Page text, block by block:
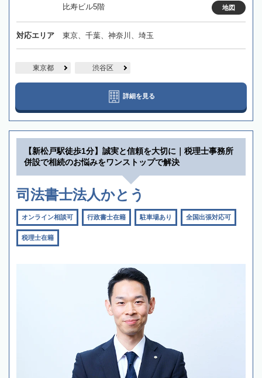
比寿ビル5階
地図
対応エリア 東京、千葉、神奈川、埼玉
東京都 渋谷区
詳細を見る
【新松戸駅徒歩1分】誠実と信頼を大切に｜税理士事務所
併設で相続のお悩みをワンストップで解決
司法書士法人かとう
オンライン相談可 行政書士在籍 駐車場あり 全国出張対応可
税理士在籍